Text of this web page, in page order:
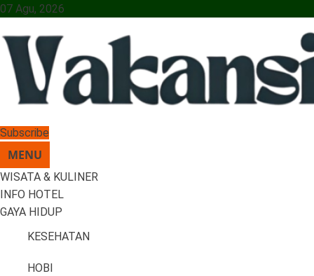
Skip
content
07 Agu, 2026
Vakansiinfo
Menyajikan Berita Serta Informasi Seputar Pariwisata Dan Hotel
Subscribe
MENU
WISATA & KULINER
INFO HOTEL
GAYA HIDUP
KESEHATAN
HOBI